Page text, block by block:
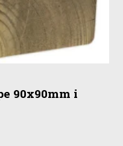
90x90mm i